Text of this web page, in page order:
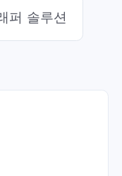
퍼 솔루션